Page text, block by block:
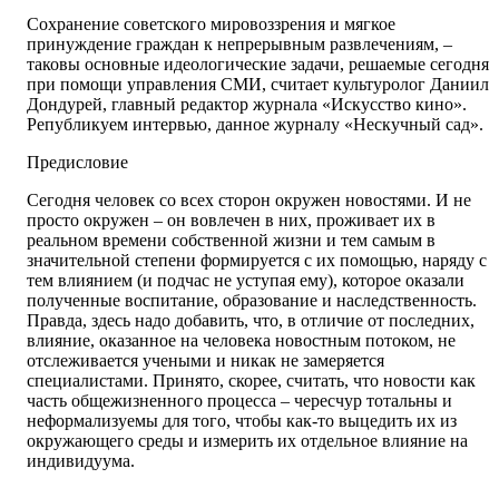
Сохранение советского мировоззрения и мягкое
принуждение граждан к непрерывным развлечениям, –
таковы основные идеологические задачи, решаемые сегодня
при помощи управления СМИ, считает культуролог Даниил
Дондурей, главный редактор журнала «Искусство кино».
Републикуем интервью, данное журналу «Нескучный сад».
Предисловие
Сегодня человек со всех сторон окружен новостями. И не
просто окружен – он вовлечен в них, проживает их в
реальном времени собственной жизни и тем самым в
значительной степени формируется с их помощью, наряду с
тем влиянием (и подчас не уступая ему), которое оказали
полученные воспитание, образование и наследственность.
Правда, здесь надо добавить, что, в отличие от последних,
влияние, оказанное на человека новостным потоком, не
отслеживается учеными и никак не замеряется
специалистами. Принято, скорее, считать, что новости как
часть общежизненного процесса – чересчур тотальны и
неформализуемы для того, чтобы как-то выцедить их из
окружающего среды и измерить их отдельное влияние на
индивидуума.